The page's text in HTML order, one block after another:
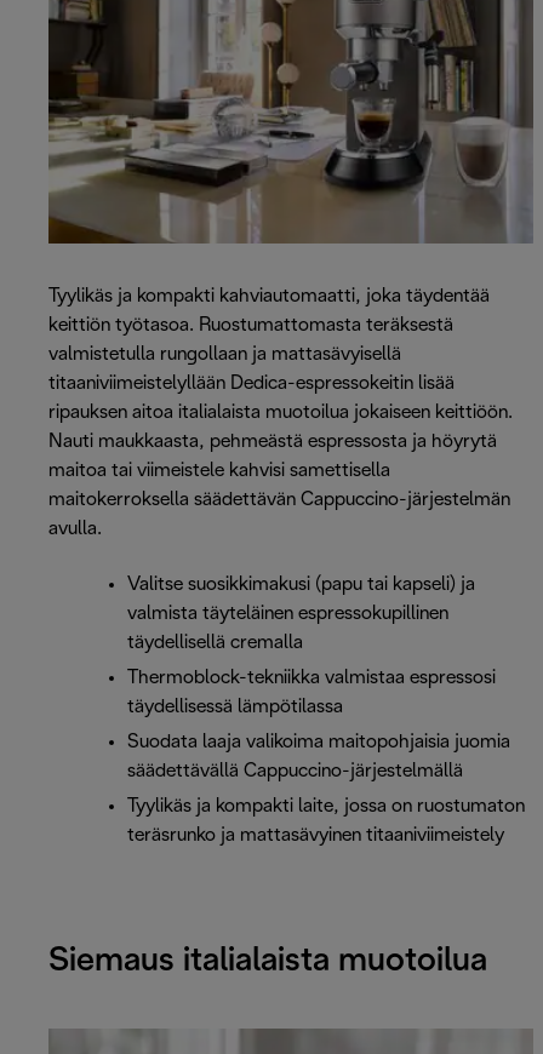
Tyylikäs ja kompakti kahviautomaatti, joka täydentää
keittiön työtasoa. Ruostumattomasta teräksestä
valmistetulla rungollaan ja mattasävyisellä
titaaniviimeistelyllään Dedica-espressokeitin lisää
ripauksen aitoa italialaista muotoilua jokaiseen keittiöön.
Nauti maukkaasta, pehmeästä espressosta ja höyrytä
maitoa tai viimeistele kahvisi samettisella
maitokerroksella säädettävän Cappuccino-järjestelmän
avulla.
Valitse suosikkimakusi (papu tai kapseli) ja
valmista täyteläinen espressokupillinen
täydellisellä cremalla
Thermoblock-tekniikka valmistaa espressosi
täydellisessä lämpötilassa
Suodata laaja valikoima maitopohjaisia juomia
säädettävällä Cappuccino-järjestelmällä
Tyylikäs ja kompakti laite, jossa on ruostumaton
teräsrunko ja mattasävyinen titaaniviimeistely
Siemaus italialaista muotoilua